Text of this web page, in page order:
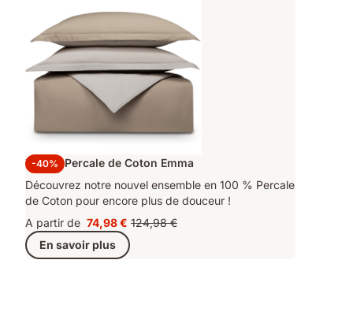
-40%
Parure Percale de Coton Emma
Découvrez notre nouvel ensemble en 100 % Percale
de Coton pour encore plus de douceur !
A partir de Prix
74,98 €
74,98 € Prix
124,98 €
En savoir plus